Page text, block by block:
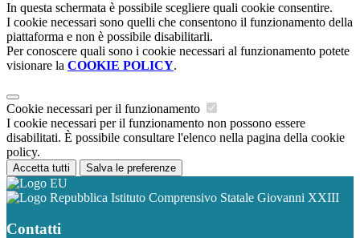
In questa schermata è possibile scegliere quali cookie consentire.
I cookie necessari sono quelli che consentono il funzionamento della
piattaforma e non è possibile disabilitarli.
Per conoscere quali sono i cookie necessari al funzionamento potete
visionare la COOKIE POLICY.
Cookie necessari per il funzionamento
I cookie necessari per il funzionamento non possono essere
disabilitati. È possibile consultare l'elenco nella pagina della cookie
policy.
Accetta tutti Salva le preferenze
Istituto Comprensivo Statale Giovanni XXIII
Contatti